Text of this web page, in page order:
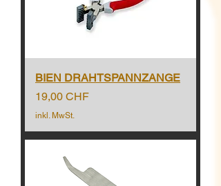
BIEN DRAHTSPANNZANGE
Preis
19,00 CHF
inkl. MwSt.